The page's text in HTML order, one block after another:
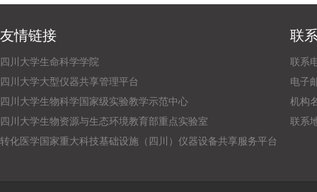
友情链接
四川大学生命科学学院
四川大学大型仪器共享管理平台
四川大学生物科学国家级实验教学示范中心
四川大学生物资源与生态环境教育部重点实验室
转化医学国家重大科技基础设施（四川）仪器设备共享服务平台
联
联系
电子
机构
联系